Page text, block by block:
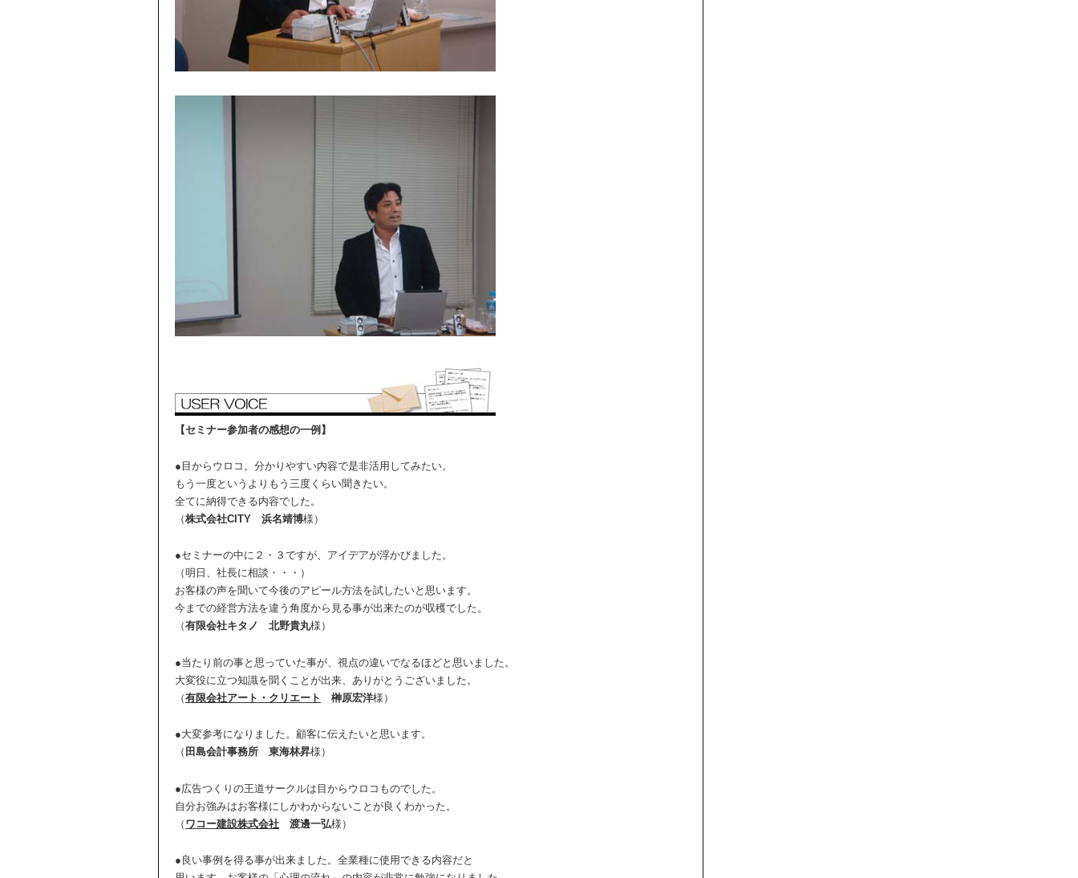
【セミナー参加者の感想の一例】
●目からウロコ。分かりやすい内容で是非活用してみたい。
もう一度というよりもう三度くらい聞きたい。
全てに納得できる内容でした。
（株式会社CITY 浜名靖博様）
●セミナーの中に２・３ですが、アイデアが浮かびました。
（明日、社長に相談・・・）
お客様の声を聞いて今後のアピール方法を試したいと思います。
今までの経営方法を違う角度から見る事が出来たのが収穫でした。
（有限会社キタノ 北野貴丸様）
●当たり前の事と思っていた事が、視点の違いでなるほどと思いました。
大変役に立つ知識を聞くことが出来、ありがとうございました。
（有限会社アート・クリエート 榊原宏洋様）
●大変参考になりました。顧客に伝えたいと思います。
（ 田島会計事務所 東海林昇様）
●広告つくりの王道サークルは目からウロコものでした。
自分お強みはお客様にしかわからないことが良くわかった。
（ ワコー建設株式会社 渡邊一弘様）
●良い事例を得る事が出来ました。全業種に使用できる内容だと